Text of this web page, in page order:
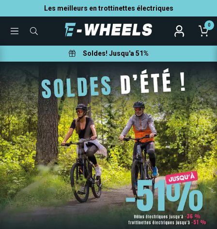
Les meilleurs en trottinettes électriques
TOGGLEQUE
NOUS
À
0
Soldes! Jusqu'a 51%